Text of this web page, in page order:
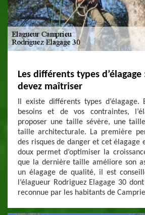
Les différents types
devez maîtriser
Il existe différents types
besoins et de vos contraintes,
proposer une taille sévère, une
taille architecturale. La première
des risques de danger et cet élagage
doux permet d’optimiser la
que la dernière taille améliore son
un élagage de qualité, il est
l’élagueur Rodriguez Elagage 30
reconnue par les habitants de